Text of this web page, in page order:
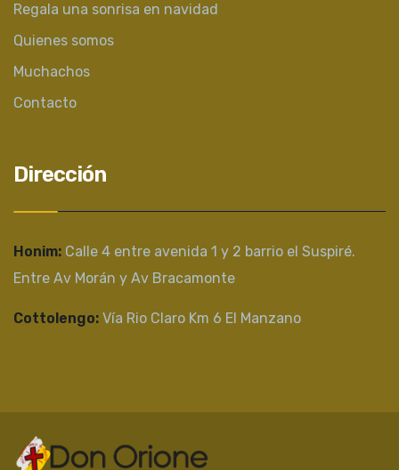
Regala una sonrisa en navidad
Quienes somos
Muchachos
Contacto
Dirección
Honim: Calle 4 entre avenida 1 y 2 barrio el Suspiré.
Entre Av Morán y Av Bracamonte
Cottolengo: Vía Rio Claro Km 6 El Manzano